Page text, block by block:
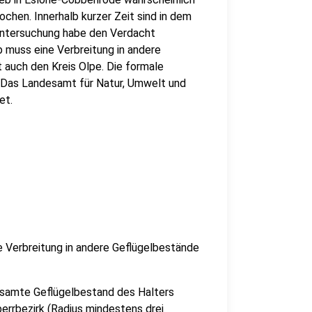
Innerhalb kurzer Zeit sind in dem
habe den Verdacht
eine Verbreitung in andere
den Kreis Olpe. Die formale
Landesamt für Natur, Umwelt und
in andere Geflügelbestände
Geflügelbestand des Halters
(Radius mindestens drei